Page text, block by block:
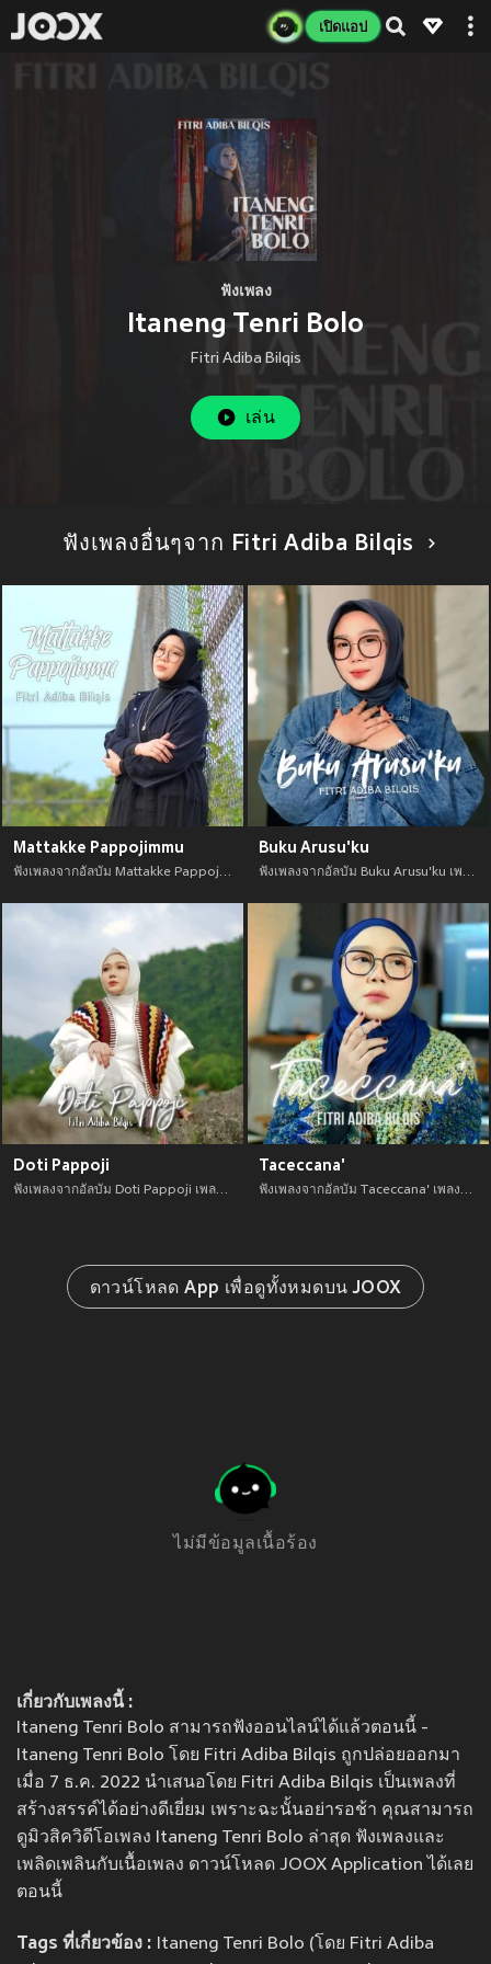
เปิดแอป
ฟังเพลง
Itaneng Tenri Bolo
Fitri Adiba Bilqis
เล่น
ฟังเพลงอื่นๆจาก Fitri Adiba Bilqis
Mattakke Pappojimmu
ฟังเพลงจากอัลบัม Mattakke Pappojimmu เพลงใหม่จาก อัพเดทเพลงใหม่ล่าสุดก่อนใคร ตลอดปี 2021
Buku Arusu'ku
ฟังเพลงจากอัลบัม Buku Arusu'ku เพลงใหม่จาก อัพเดทเพลงใหม่ล่าสุดก่อนใคร ตลอดปี 2021
Doti Pappoji
ฟังเพลงจากอัลบัม Doti Pappoji เพลงใหม่จาก อัพเดทเพลงใหม่ล่าสุดก่อนใคร ตลอดปี 2021
Taceccana'
ฟังเพลงจากอัลบัม Taceccana' เพลงใหม่จาก อัพเดทเพลงใหม่ล่าสุดก่อนใคร ตลอดปี 2021
ดาวน์โหลด App เพื่อดูทั้งหมดบน JOOX
ไม่มีข้อมูลเนื้อร้อง
เกี่ยวกับเพลงนี้ :
Itaneng Tenri Bolo สามารถฟังออนไลน์ได้แล้วตอนนี้ -
Itaneng Tenri Bolo โดย Fitri Adiba Bilqis ถูกปล่อยออกมา
เมื่อ 7 ธ.ค. 2022 นำเสนอโดย Fitri Adiba Bilqis เป็นเพลงที่
สร้างสรรค์ได้อย่างดีเยี่ยม เพราะฉะนั้นอย่ารอช้า คุณสามารถ
ดูมิวสิควิดีโอเพลง Itaneng Tenri Bolo ล่าสุด ฟังเพลงและ
เพลิดเพลินกับเนื้อเพลง ดาวน์โหลด JOOX Application ได้เลย
ตอนนี้
Tags ที่เกี่ยวข้อง : Itaneng Tenri Bolo (โดย Fitri Adiba